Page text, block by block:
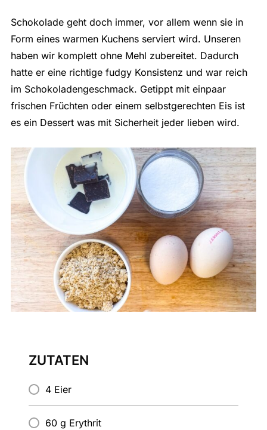
Schokolade geht doch immer, vor allem wenn sie in
Form eines warmen Kuchens serviert wird. Unseren
haben wir komplett ohne Mehl zubereitet. Dadurch
hatte er eine richtige fudgy Konsistenz und war reich
im Schokoladengeschmack. Getippt mit einpaar
frischen Früchten oder einem selbstgerechten Eis ist
es ein Dessert was mit Sicherheit jeder lieben wird.
ZUTATEN
4 Eier
60 g Erythrit